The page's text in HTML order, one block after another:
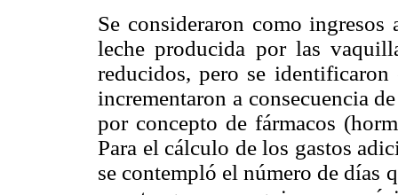
Se consideraron como
leche producida por las
reducidos, pero se
incrementaron a consecuencia
por concepto de fármacos
Para el cálculo de los gastos
se contempló el número de días